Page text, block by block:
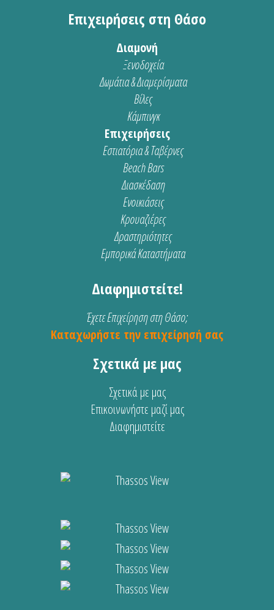
Επιχειρήσεις στη Θάσο
Διαμονή
Ξενοδοχεία
Δωμάτια & Διαμερίσματα
Βίλες
Κάμπινγκ
Επιχειρήσεις
Εστιατόρια & Ταβέρνες
Beach Bars
Διασκέδαση
Ενοικιάσεις
Κρουαζιέρες
Δραστηριότητες
Εμπορικά Καταστήματα
Διαφημιστείτε!
Έχετε Επιχείρηση στη Θάσο;
Καταχωρήστε την επιχείρησή σας
Σχετικά με μας
Σχετικά με μας
Επικοινωνήστε μαζί μας
Διαφημιστείτε